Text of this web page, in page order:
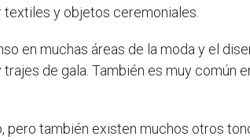
y objetos ceremoniales.
en muchas áreas de la moda y el
de gala. También es muy común
también existen muchos otros